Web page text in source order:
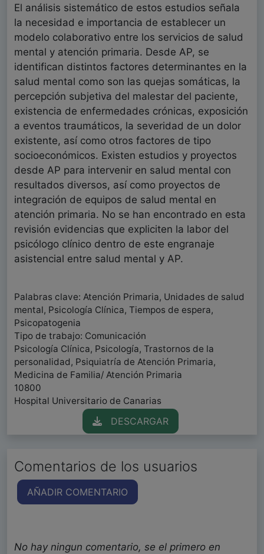
El análisis sistemático de estos estudios señala
la necesidad e importancia de establecer un
modelo colaborativo entre los servicios de salud
mental y atención primaria. Desde AP, se
identifican distintos factores determinantes en la
salud mental como son las quejas somáticas, la
percepción subjetiva del malestar del paciente,
existencia de enfermedades crónicas, exposición
a eventos traumáticos, la severidad de un dolor
existente, así como otros factores de tipo
socioeconómicos. Existen estudios y proyectos
desde AP para intervenir en salud mental con
resultados diversos, así como proyectos de
integración de equipos de salud mental en
atención primaria. No se han encontrado en esta
revisión evidencias que expliciten la labor del
psicólogo clínico dentro de este engranaje
asistencial entre salud mental y AP.
Palabras clave: Atención Primaria, Unidades de salud
mental, Psicología Clínica, Tiempos de espera,
Psicopatogenia
Tipo de trabajo: Comunicación
Psicología Clínica, Psicología, Trastornos de la
personalidad, Psiquiatría de Atención Primaria,
Medicina de Familia/ Atención Primaria
10800
Hospital Universitario de Canarias
DESCARGAR
Comentarios de los usuarios
AÑADIR COMENTARIO
No hay ningun comentario, se el primero en